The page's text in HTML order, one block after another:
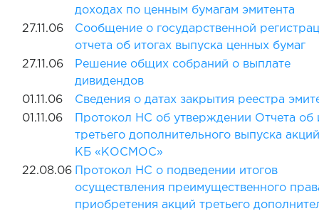
доходах по ценным бумагам эмитента
27.11.06
Сообщение о государственной
отчета об итогах выпуска ценных бумаг
27.11.06
Решение общих собраний о выплате
дивидендов
01.11.06
Сведения о датах закрытия реестра
01.11.06
Протокол НC об утверждении Отчета об
третьего дополнительного выпуска
КБ «КОСМОС»
22.08.06
Протокол НС о подведении итогов
осуществления преимущественного
приобретения акций третьего